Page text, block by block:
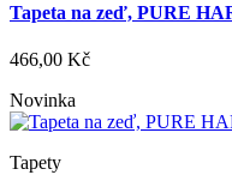
Tapeta na zeď, PURE
466,00 Kč
Novinka
Tapety